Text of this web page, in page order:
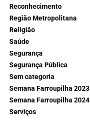
Reconhecimento
Região Metropolitana
Religião
Saúde
Segurança
Segurança Pública
Sem categoria
Semana Farroupilha 2023
Semana Farroupilha 2024
Serviços